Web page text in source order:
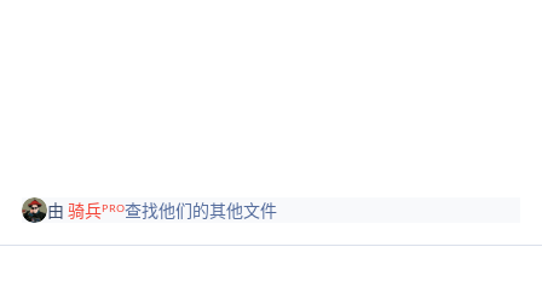
由 骑兵ᴾᴿᴼ查找他们的其他文件